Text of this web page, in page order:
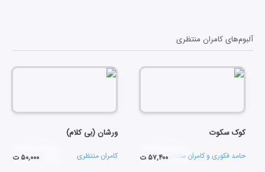
آلبوم‌هایکامران منتظری
کوک سکوت
حامد فکوری و کامران منتظری۵۷,۴۰۰ ت
ورشان (بی کلام)
کامران منتظری ۵۰,۰۰۰ ت